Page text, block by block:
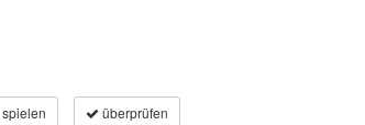
spielen überprüfen